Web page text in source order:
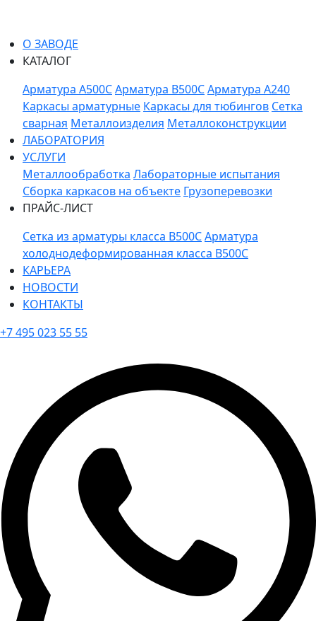
О ЗАВОДЕ
КАТАЛОГ
Арматура A500CАрматура B500CАрматура A240
Каркасы арматурные Каркасы для тюбингов Сетка
сварная Металлоизделия Металлоконструкции
ЛАБОРАТОРИЯ
УСЛУГИ
Металлообработка Лабораторные испытания
Сборка каркасов на объекте Грузоперевозки
ПРАЙС-ЛИСТ
Сетка из арматуры класса В500САрматура
холоднодеформированная класса В500С
КАРЬЕРА
НОВОСТИ
КОНТАКТЫ
+7 495 023 55 55